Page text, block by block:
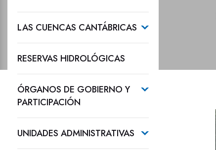
LAS CUENCAS CANTÁBRICAS
RESERVAS HIDROLÓGICAS
ÓRGANOS DE GOBIERNO Y
PARTICIPACIÓN
UNIDADES ADMINISTRATIVAS